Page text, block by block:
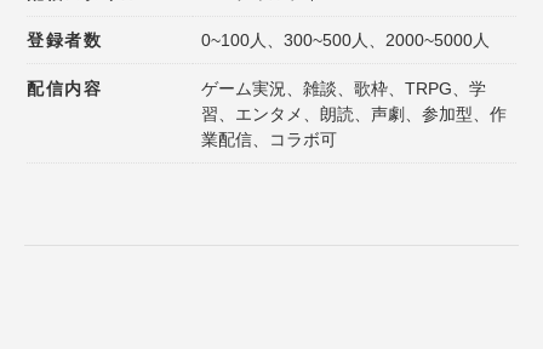
登録者数 0~100人、300~500人、2000~5000人
配信内容
ゲーム実況、雑談、歌枠、TRPG、学
習、エンタメ、朗読、声劇、参加型、作
業配信、コラボ可